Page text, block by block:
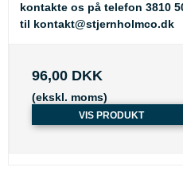
kontakte os på telefon 3810
til kontakt@stjernholmco.dk
96,00 DKK
(ekskl. moms)
VIS PRODUKT